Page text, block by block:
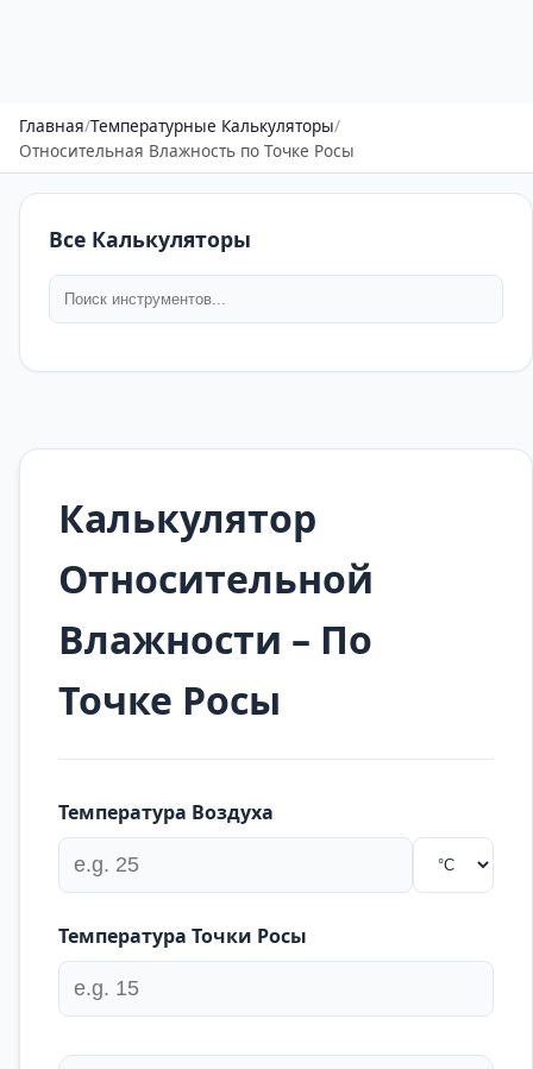
Главная/Температурные Калькуляторы/
Относительная Влажность по Точке Росы
Все Калькуляторы
Калькулятор
Относительной
Влажности – По
Точке Росы
Температура Воздуха
Температура Точки Росы